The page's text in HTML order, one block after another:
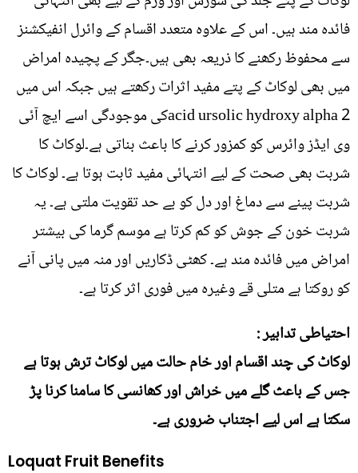
فائدہ مند ہیں۔ اس کے علاوہ متعدد اقسام کے وائرل انفیکشنز
سے محفوظ رکھنے کا ذریعہ بھی ہیں۔جگر کے پچیدہ امراض
میں بھی لوکاٹ کے پتے مفید اثرات رکھتے ہیں جبکہ اس میں
acid ursolic hydroxy alpha 2کی موجودگی اسے ایچ آئی
وی ایڈز وائرس کو کمزور کرنے کا باعث بناتی ہے۔لوکاٹ کا
شربت بھی صحت کے لیے انتہائی مفید ثابت ہوتا ہے۔ لوکاٹ کا
شربت پینے سے دماغ اور دل کو بے حد تقویت ملتی ہے۔ یہ
شربت خون کے جوش کو کم کرتا ہے موسم گرما کی بیشتر
امراض میں فائدہ مند ہے۔ کھٹی ڈکاریں اور منہ میں پانی آنے
کو روکتا ہے متلی قے وغیرہ میں فوری اثر کرتا ہے۔
احتیاطی تدابیر :
لوکاٹ کی چند اقسام اور خام حالت میں لوکاٹ ترش ہوتا ہے
جس کے باعث گلے میں خراش اور کھانسی کا سامنا کرنا پڑ
سکتا ہے اس لیے اجتناب ضروری ہے۔
Loquat Fruit Benefits